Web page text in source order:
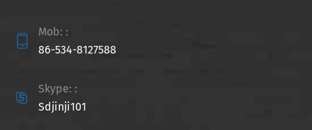

Mob: :
86-534-8127588

Skype: :
Sdjinji101